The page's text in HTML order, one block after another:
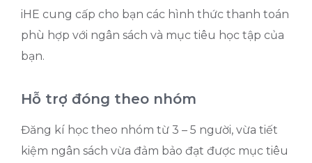
iHE cung cấp cho bạn các hình thức thanh toán
phù hợp với ngân sách và mục tiêu học tập của
bạn.
Hỗ trợ đóng theo nhóm
Đăng kí học theo nhóm từ 3 – 5 người, vừa tiết
kiệm ngân sách vừa đảm bảo đạt được mục tiêu